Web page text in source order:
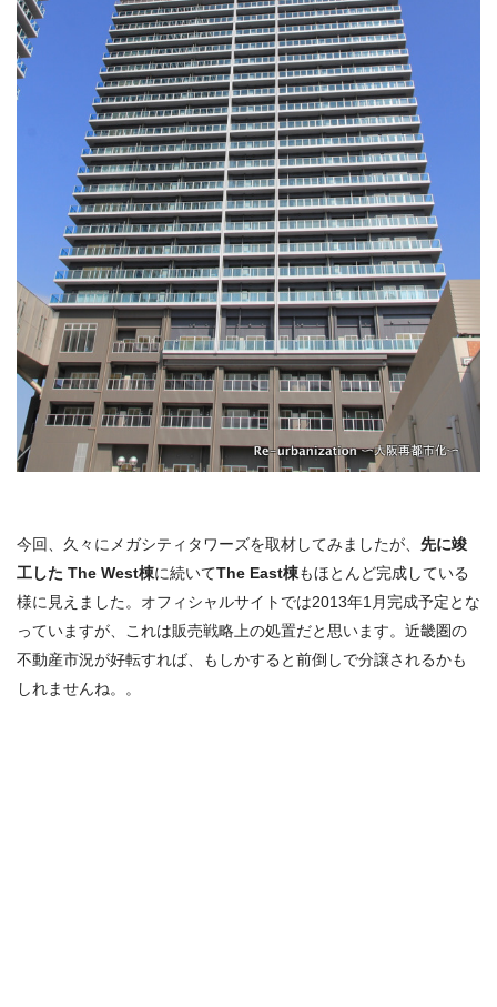
今回、久々にメガシティタワーズを取材してみましたが、 先に竣
工した The West棟に続いてThe East棟もほとんど完成している
様に見えました。オフィシャルサイトでは2013年1月完成予定とな
っていますが、これは販売戦略上の処置だと思います。近畿圏の
不動産市況が好転すれば、もしかすると前倒しで分譲されるかも
しれませんね。。